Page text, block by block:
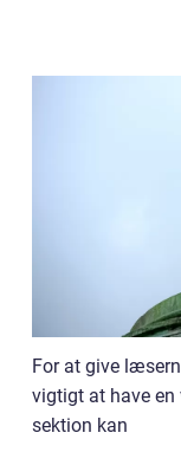
For at give
vigtigt at have en
sektion kan